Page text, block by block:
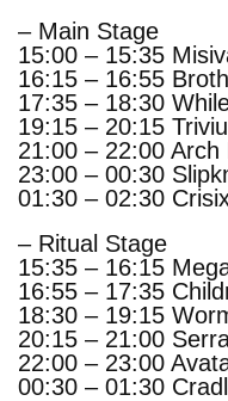
– Main Stage
15:00 – 15:35
16:15 – 16:55
17:35 – 18:30
19:15 – 20:15
21:00 – 22:00 Arch
23:00 – 00:30
01:30 – 02:30
– Ritual Stage
15:35 – 16:15
16:55 – 17:35
18:30 – 19:15
20:15 – 21:00
22:00 – 23:00
00:30 – 01:30